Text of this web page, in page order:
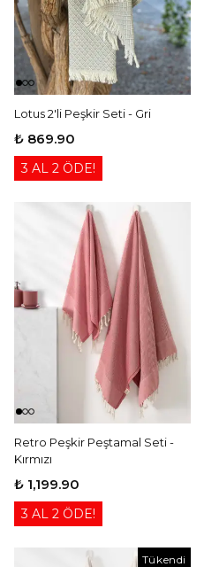
Lotus 2'li Peşkir Seti - Gri
₺ 869.90
3 AL 2 ÖDE!
Retro Peşkir Peştamal Seti -
Kırmızı
₺ 1,199.90
3 AL 2 ÖDE!
Tükendi